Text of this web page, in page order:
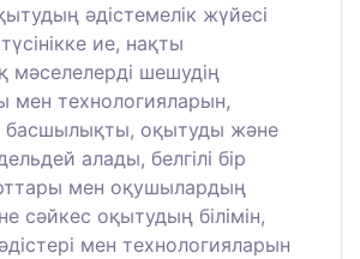
әдістемелік жүйесі
ие, нақты
мәселелерді шешудің
мен технологияларын,
басшылықты, оқытуды және
алады, белгілі бір
мен оқушылардың
сәйкес оқытудың білімін,
мен технологияларын